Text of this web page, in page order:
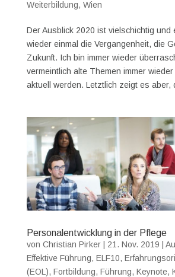
Weiterbildung, Wien
Der Ausblick 2020 ist vielschichtig und
wieder einmal die Vergangenheit, die
Zukunft. Ich bin immer wieder
vermeintlich alte Themen immer
aktuell werden. Letztlich zeigt es aber,
Personalentwicklung in der Pflege
von Christian Pirker| 21. Nov. 2019
Effektive Führung, ELF10,
(EOL), Fortbildung, Führung, Keynote,